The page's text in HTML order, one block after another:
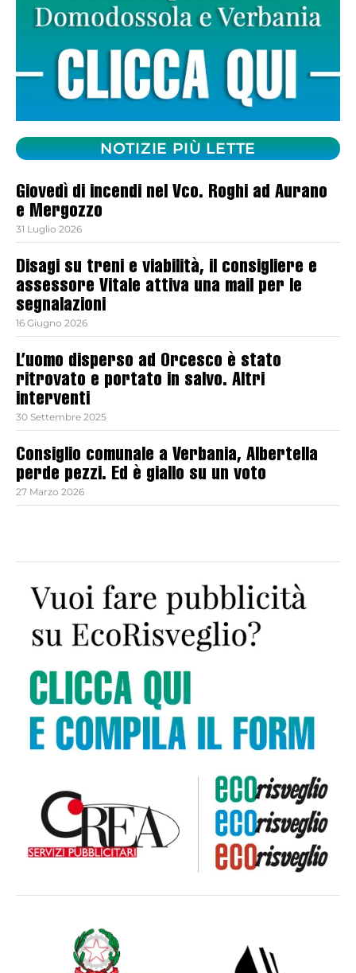
NOTIZIE PIÙ LETTE
Giovedì di incendi nel Vco. Roghi ad Aurano
e Mergozzo
31 Luglio 2026
Disagi su treni e viabilità, il consigliere e
assessore Vitale attiva una mail per le
segnalazioni
16 Giugno 2026
L’uomo disperso ad Orcesco è stato
ritrovato e portato in salvo. Altri
interventi
30 Settembre 2025
Consiglio comunale a Verbania, Albertella
perde pezzi. Ed è giallo su un voto
27 Marzo 2026